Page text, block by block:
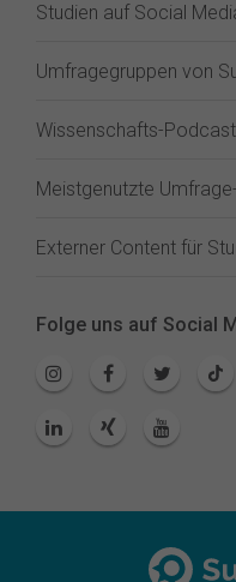
Studien auf Social
Umfragegruppen von
Wissenschafts-
Meistgenutzte
Externer Content für
Folge uns auf Social